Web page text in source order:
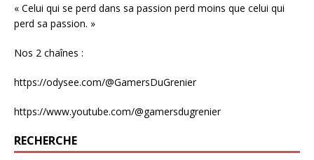
« Celui qui se perd dans sa passion perd moins que celui qui
perd sa passion. »
Nos 2 chaînes :
https://odysee.com/@GamersDuGrenier
https://www.youtube.com/@gamersdugrenier
RECHERCHE